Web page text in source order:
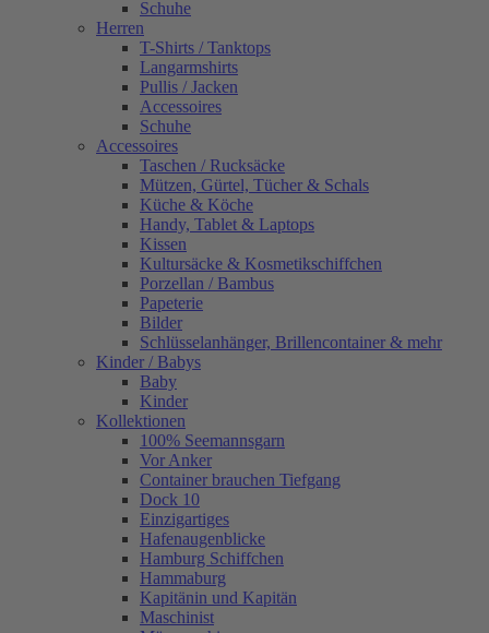
Schuhe
Herren
T-Shirts / Tanktops
Langarmshirts
Pullis / Jacken
Accessoires
Schuhe
Accessoires
Taschen / Rucksäcke
Mützen, Gürtel, Tücher & Schals
Küche & Köche
Handy, Tablet & Laptops
Kissen
Kultursäcke & Kosmetikschiffchen
Porzellan / Bambus
Papeterie
Bilder
Schlüsselanhänger, Brillencontainer & mehr
Kinder / Babys
Baby
Kinder
Kollektionen
100% Seemannsgarn
Vor Anker
Container brauchen Tiefgang
Dock 10
Einzigartiges
Hafenaugen­blicke
Hamburg Schiffchen
Hammaburg
Kapitänin und Kapitän
Maschinist